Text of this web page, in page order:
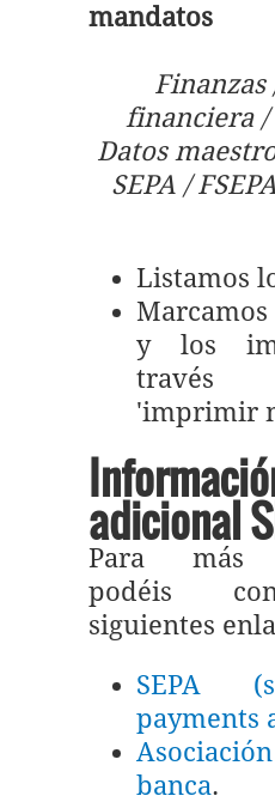
mandatos
Finanzas
financiera /
Datos
SEPA /
Listamos
y los
través
'imprimir
adicional
Para más
podéis
siguientes
SEPA
payments
banca.